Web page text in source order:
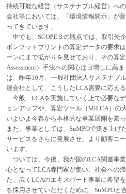
持続可能な経営（サステナブル経営）へ
会社等においては、「環境情報開示」が
ってきています。
中でも、SCOPE３の観点では、取引先
ボンフットプリントの算定データの要求
ーンにまで拡がりを見せており、その算
Assessment）手法への関心は日増しに高
は、昨年10月、一般社団法人サステナブ
連会社として、こうしたLCA需要に応え
今般、LCAを実施していく上で必要な
ョンアップや、算定ツール（MiLCA）の
いよいよ今春から本格的な事業展開を図
また、事業としては、SuMPOで築き上げ
サービスをさらに発展させ、より顧客ニ
います。
ついては、今後、我が国のLCA関連事
心となってLCA専門家が集い、社会への
た、広くLCAのエキスパート事業に希望
を採用させていただくために、SuMPOと